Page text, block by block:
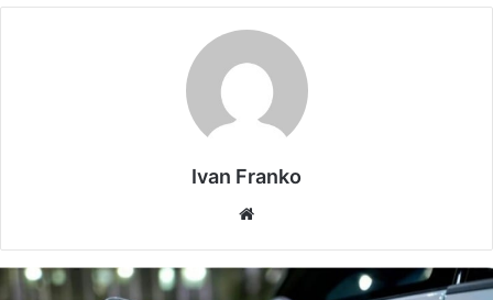
Ivan Franko